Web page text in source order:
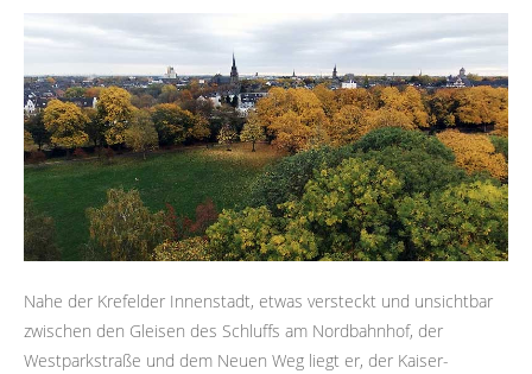
Nahe der Krefelder Innenstadt, etwas versteckt und unsichtbar
zwischen den Gleisen des Schluffs am Nordbahnhof, der
Westparkstraße und dem Neuen Weg liegt er, der Kaiser-